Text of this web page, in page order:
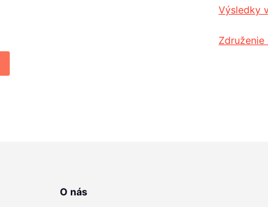
Výsledky
O nás